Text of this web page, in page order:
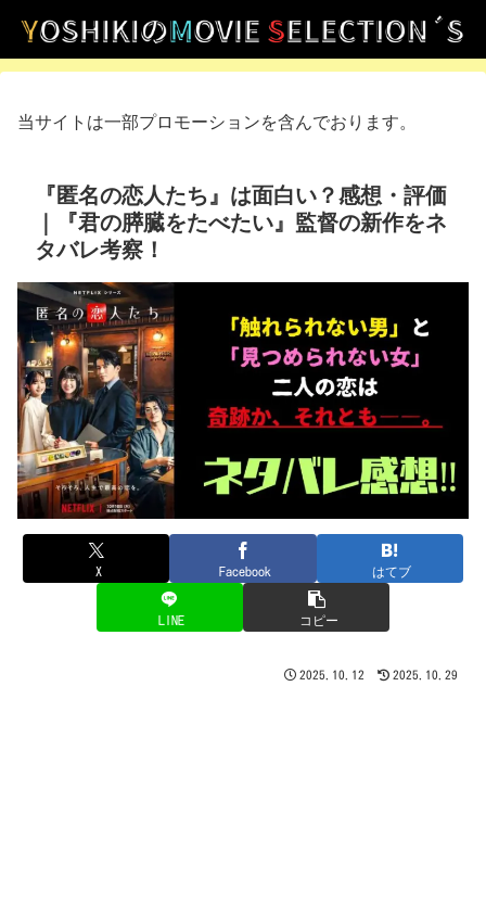
当サイトは一部プロモーションを含んでおります。
『匿名の恋人たち』は面白い？感想・評価
｜『君の膵臓をたべたい』監督の新作をネ
タバレ考察！
X Facebook はてブ
LINE コピー
2025.10.12 2025.10.29